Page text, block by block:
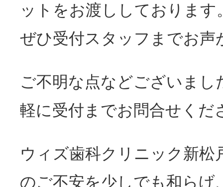
ットをお渡ししております
ぜひ受付スタッフまでお声
ご不明な点などございまし
軽に受付までお問合せくだ
ウィズ歯科クリニック新松
のご不安を少しでも和らげ